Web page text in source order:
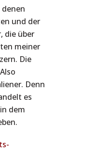
und der
die über
meiner
Die
Denn
es
dem